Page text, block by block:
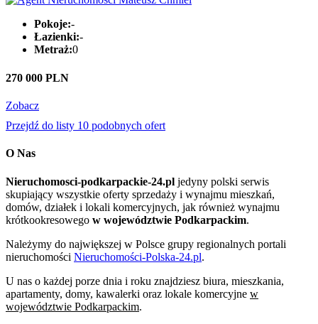
Pokoje:-
Łazienki:-
Metraż:0
270 000 PLN
Zobacz
Przejdź do listy 10 podobnych ofert
O Nas
Nieruchomosci-podkarpackie-24.pl jedyny polski serwis
skupiający wszystkie oferty sprzedaży i wynajmu mieszkań,
domów, działek i lokali komercyjnych, jak również wynajmu
krótkookresowego w województwie Podkarpackim.
Należymy do największej w Polsce grupy regionalnych portali
nieruchomości Nieruchomości-Polska-24.pl.
U nas o każdej porze dnia i roku znajdziesz biura, mieszkania,
apartamenty, domy, kawalerki oraz lokale komercyjne w
województwie Podkarpackim.